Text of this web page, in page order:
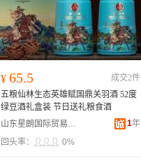
¥ 65.5
成交2件
五粮仙林生态英雄赋国鼎关羽酒 52度
绿豆酒礼盒装 节日送礼粮食酒
山东星朗国际贸易有限公司
1年
回头率：
0%